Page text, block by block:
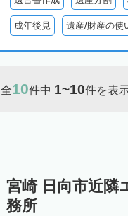
成年後見 遺産/財産の使
全10件中 1~10件を表
宮崎 日向市近隣
務所